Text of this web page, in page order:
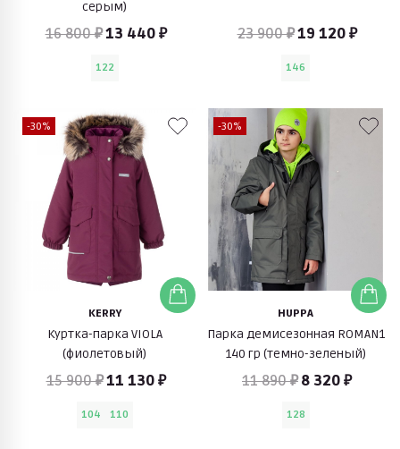
серым)
16 800 ₽13 440 ₽
122
23 900 ₽19 120 ₽
146
-30%
KERRY
Куртка-парка VIOLA
(фиолетовый)
15 900 ₽11 130 ₽
104 110
-30%
HUPPA
Парка демисезонная ROMAN1
140 гр (темно-зеленый)
11 890 ₽ 8 320 ₽
128